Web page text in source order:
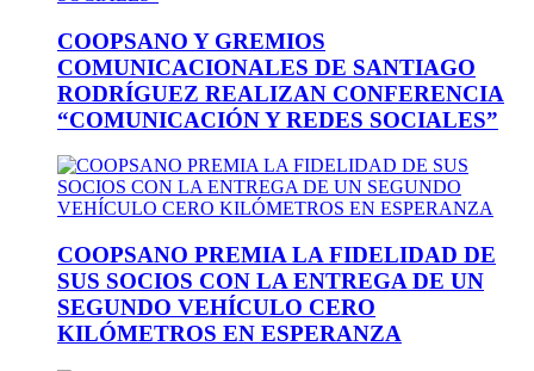
COOPSANO Y GREMIOS
COMUNICACIONALES DE SANTIAGO
RODRÍGUEZ REALIZAN CONFERENCIA
“COMUNICACIÓN Y REDES SOCIALES”
COOPSANO PREMIA LA FIDELIDAD DE
SUS SOCIOS CON LA ENTREGA DE UN
SEGUNDO VEHÍCULO CERO
KILÓMETROS EN ESPERANZA